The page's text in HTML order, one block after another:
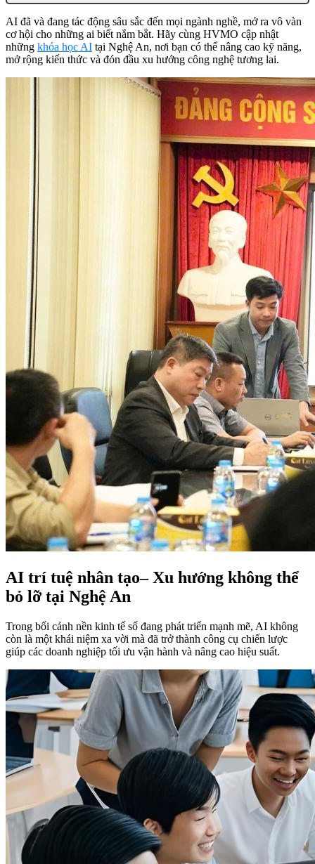
AI đã và đang tác động sâu sắc đến mọi ngành nghề, mở ra vô vàn
cơ hội cho những ai biết nắm bắt. Hãy cùng HVMO cập nhật
những khóa học AI tại Nghệ An, nơi bạn có thể nâng cao kỹ năng,
mở rộng kiến thức và đón đầu xu hướng công nghệ tương lai.
AI trí tuệ nhân tạo– Xu hướng không thể
bỏ lỡ tại Nghệ An
Trong bối cảnh nền kinh tế số đang phát triển mạnh mẽ, AI không
còn là một khái niệm xa vời mà đã trở thành công cụ chiến lược
giúp các doanh nghiệp tối ưu vận hành và nâng cao hiệu suất.